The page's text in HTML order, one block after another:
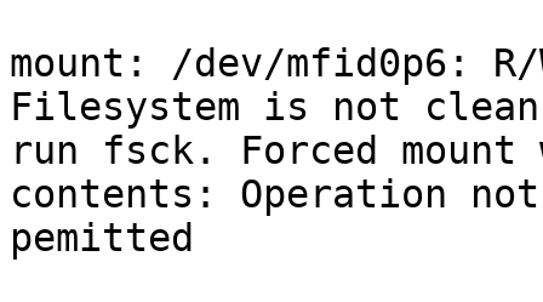
mount: /dev/mfid0p6:
Filesystem is not
run fsck. Forced
contents: Operation not
pemitted